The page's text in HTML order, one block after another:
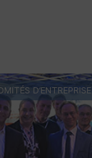
D’ENTREPRISE